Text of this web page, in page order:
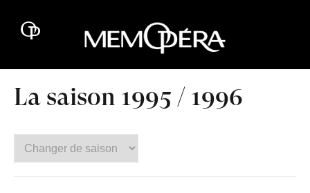
La saison 1995 / 1996